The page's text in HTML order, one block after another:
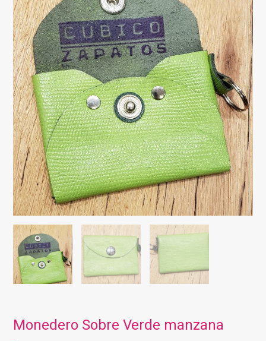
Monedero Sobre Verde manzana